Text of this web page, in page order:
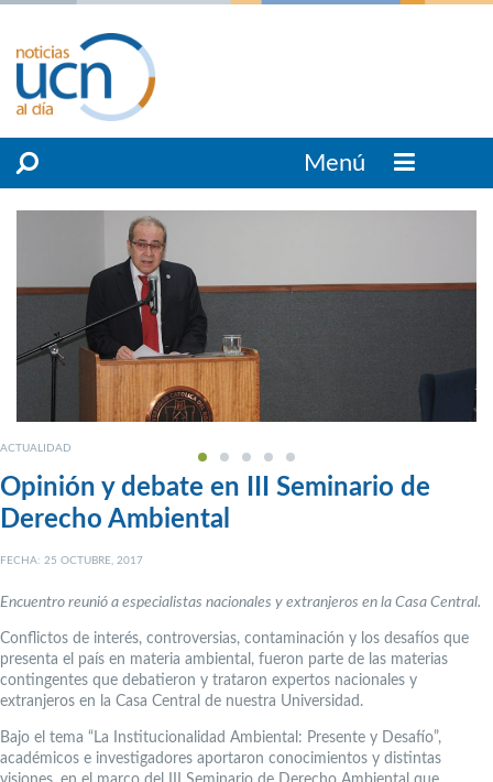
Menú
ACTUALIDAD
Opinión y debate en III Seminario de
Derecho Ambiental
FECHA: 25 OCTUBRE, 2017
Encuentro reunió a especialistas nacionales y extranjeros en la Casa Central.
Conflictos de interés, controversias, contaminación y los desafíos que
presenta el país en materia ambiental, fueron parte de las materias
contingentes que debatieron y trataron expertos nacionales y
extranjeros en la Casa Central de nuestra Universidad.
Bajo el tema “La Institucionalidad Ambiental: Presente y Desafío”,
académicos e investigadores aportaron conocimientos y distintas